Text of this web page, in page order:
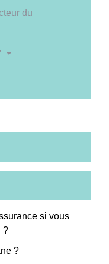
du
si vous
?
?